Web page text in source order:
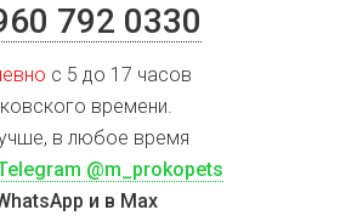
792 0330
с 5 до 17 часов
времени.
в любое время
@m_prokopets
и в Max